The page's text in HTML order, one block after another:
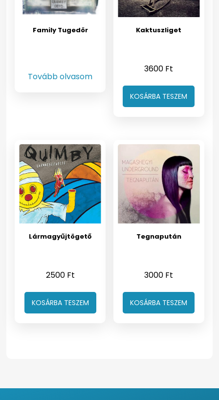
Family Tugedör
Tovább olvasom
Kaktuszliget
3600 Ft
KOSÁRBA TESZEM
Lármagyűjtögető
2500 Ft
KOSÁRBA TESZEM
Tegnapután
3000 Ft
KOSÁRBA TESZEM